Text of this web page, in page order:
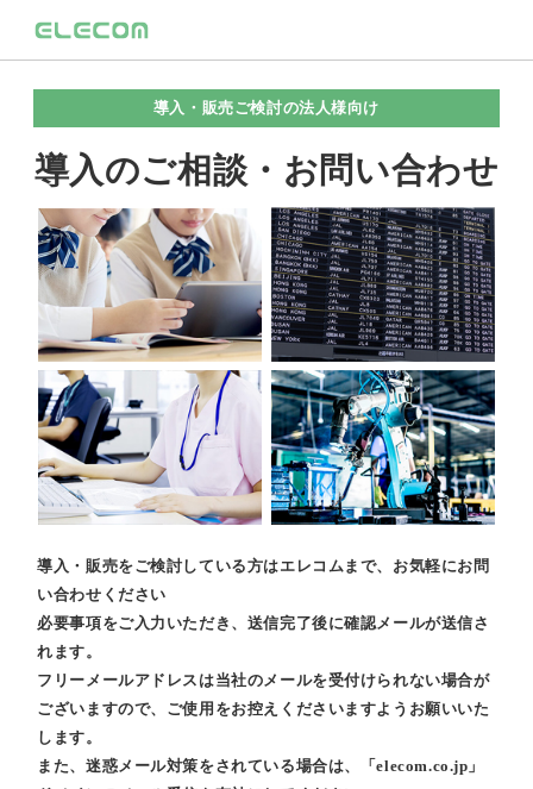
導入・販売ご検討の法人様向け
導入のご相談・お問い合わせ
導入・販売をご検討している方はエレコムまで、お気軽にお問
い合わせください
必要事項をご入力いただき、送信完了後に確認メールが送信さ
れます。
フリーメールアドレスは当社のメールを受付けられない場合が
ございますので、ご使用をお控えくださいますようお願いいた
します。
また、迷惑メール対策をされている場合は、「elecom.co.jp」